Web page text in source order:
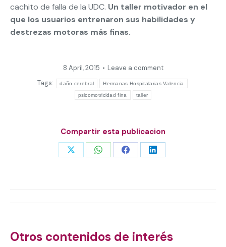
cachito de falla de la UDC. Un taller motivador en el
que los usuarios entrenaron sus habilidades y
destrezas motoras más finas.
8 April, 2015
Leave a comment
Tags:
daño cerebral Hermanas Hospitalarias Valencia
psicomotricidad fina taller
Compartir esta publicacion
Share Share Share Share
Otros contenidos de interés